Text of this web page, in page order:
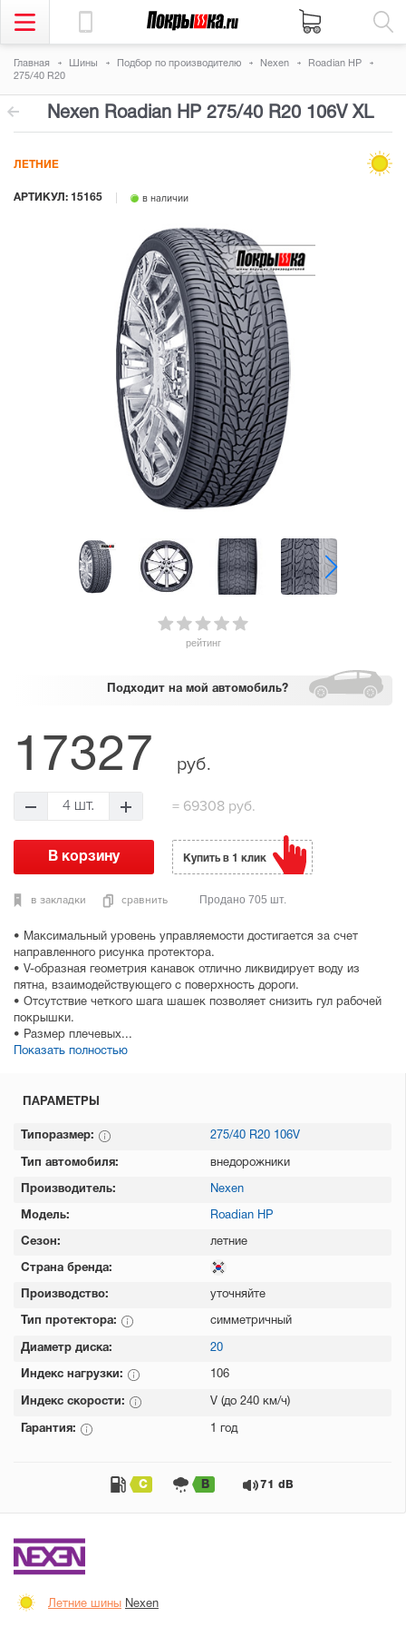
Главная Шины Подбор по производителю Nexen
Roadian HP
275/40 R20
Nexen Roadian HP 275/40 R20 106VXL
рейтинг
АРТИКУЛ: 15165 в наличии
ЛЕТНИЕ
Подходит на мой автомобиль?
• Максимальный уровень управляемости достигается за счет
направленного рисунка протектора.
• V-образная геометрия канавок отлично ликвидирует воду из
пятна, взаимодействующего с поверхность дороги.
• Отсутствие четкого шага шашек позволяет снизить гул рабочей
покрышки.
• Размер плечевых...
Показать полностью
17327 руб.
4 шт. = 69308 руб.
в закладки сравнить
Купить в 1 клик
Продано 705 шт.
ПАРАМЕТРЫ
Типоразмер: 275/40 R20 106V
Тип автомобиля: внедорожники
Производитель: Nexen
Модель: Roadian HP
Сезон: летние
Страна бренда:
Производство: уточняйте
Тип протектора: симметричный
Диаметр диска: 20
Индекс нагрузки: 106
Индекс скорости: V (до 240 км/ч)
Гарантия: 1 год
C B 71 dB
Летние шины Nexen